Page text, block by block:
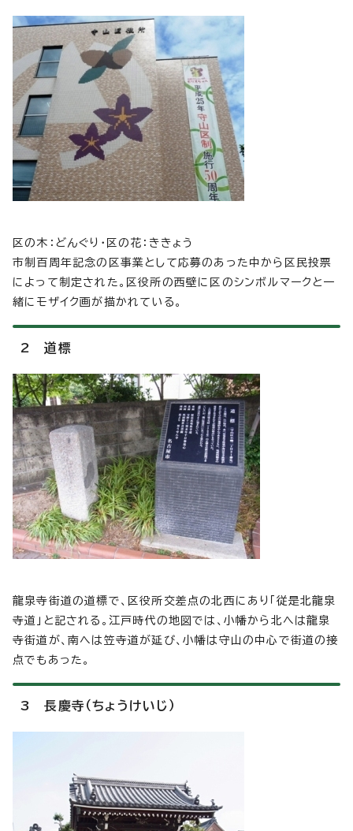
区の木：どんぐり・区の花：ききょう
市制百周年記念の区事業として応募のあった中から区民投票
によって制定された。区役所の西壁に区のシンボルマークと一
緒にモザイク画が描かれている。
2 道標
龍泉寺街道の道標で、区役所交差点の北西にあり「従是北龍泉
寺道」と記される。江戸時代の地図では、小幡から北へは龍泉
寺街道が、南へは笠寺道が延び、小幡は守山の中心で街道の接
点でもあった。
3 長慶寺（ちょうけいじ）